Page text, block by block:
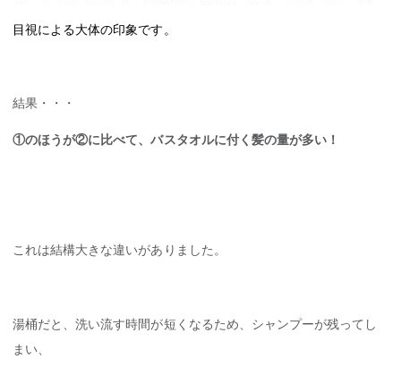
目視による大体の印象です。
結果・・・
①のほうが②に比べて、バスタオルに付く髪の量が多い！
これは結構大きな違いがありました。
湯桶だと、洗い流す時間が短くなるため、シャンプーが残ってし
まい、